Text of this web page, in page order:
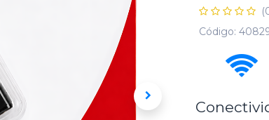
Código: